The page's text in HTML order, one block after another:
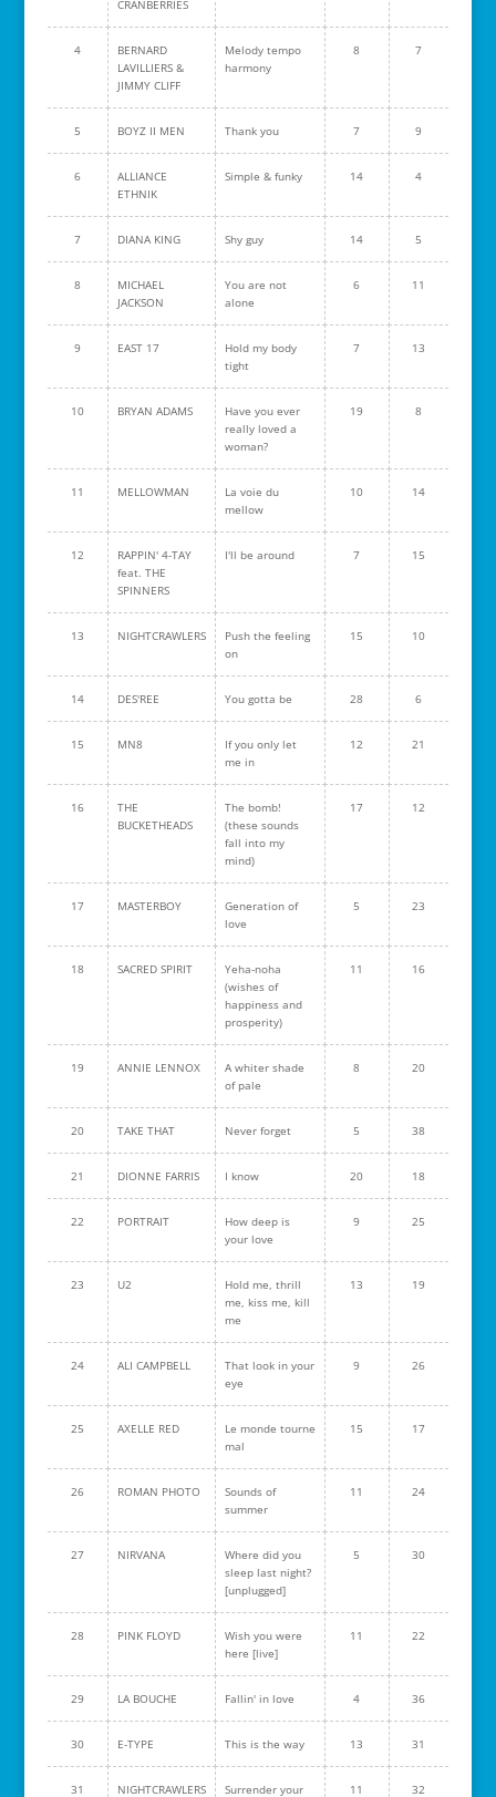
CRANBERRIES
4
BERNARD
LAVILLIERS &
JIMMY CLIFF
Melody tempo
harmony
8 7
5 BOYZ II MEN Thank you 7 9
6
ALLIANCE
ETHNIK
Simple & funky 14 4
7 DIANA KING Shy guy 14 5
8
MICHAEL
JACKSON
You are not
alone
6 11
9 EAST 17
Hold my body
tight
7 13
10 BRYAN ADAMS
Have you ever
really loved a
woman?
19 8
11 MELLOWMAN
La voie du
mellow
10 14
12
RAPPIN' 4-TAY
feat. THE
SPINNERS
I'll be around 7 15
13 NIGHTCRAWLERS
Push the feeling
on
15 10
14 DES'REE You gotta be 28 6
15 MN8
If you only let
me in
12 21
16
THE
BUCKETHEADS
The bomb!
(these sounds
fall into my
mind)
17 12
17 MASTERBOY
Generation of
love
5 23
18 SACRED SPIRIT
Yeha-noha
(wishes of
happiness and
prosperity)
11 16
19 ANNIE LENNOX
A whiter shade
of pale
8 20
20 TAKE THAT Never forget 5 38
21 DIONNE FARRIS I know 20 18
22 PORTRAIT
How deep is
your love
9 25
23 U2
Hold me, thrill
me, kiss me, kill
me
13 19
24 ALI CAMPBELL
That look in your
eye
9 26
25 AXELLE RED
Le monde tourne
mal
15 17
26 ROMAN PHOTO
Sounds of
summer
11 24
27 NIRVANA
Where did you
sleep last night?
[unplugged]
5 30
28 PINK FLOYD
Wish you were
here [live]
11 22
29 LA BOUCHE Fallin' in love 4 36
30 E-TYPE This is the way 13 31
31 NIGHTCRAWLERS Surrender your 11 32